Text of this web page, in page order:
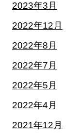
2023年3月
2022年12月
2022年8月
2022年7月
2022年5月
2022年4月
2021年12月